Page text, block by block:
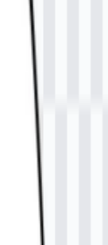
sebagai
dekoratif.
di seluruh
File logo
resmi
dalam format
di berbagai